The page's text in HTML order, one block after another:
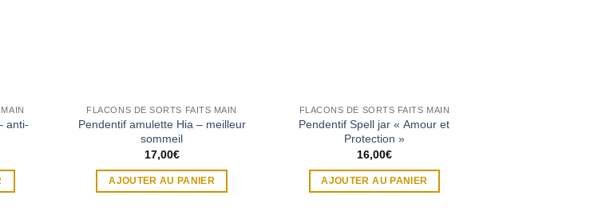
anti-
FLACONS DE SORTS FAITS MAIN
Pendentif amulette Hia – meilleur
sommeil
17,00€
AJOUTER AU PANIER
FLACONS DE SORTS FAITS MAIN
Pendentif Spell jar « Amour et
Protection »
16,00€
AJOUTER AU PANIER